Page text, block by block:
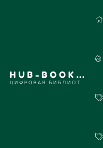
HUB-BOOKS.COM
ЦИФРОВАЯ БИБЛИОТЕКА